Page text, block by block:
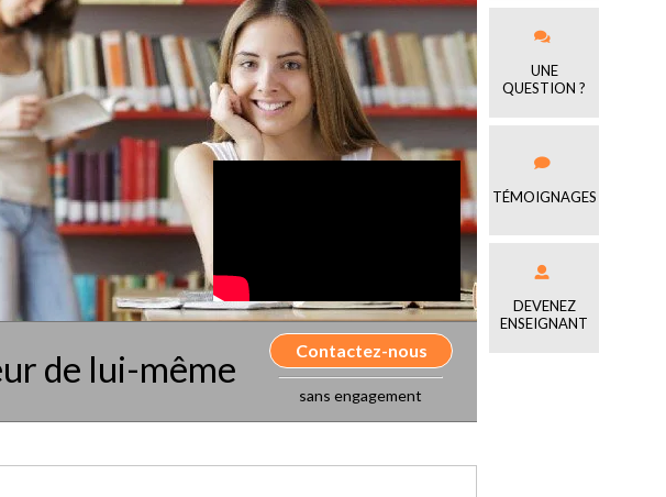
UNE
QUESTION ?
TÉMOIGNAGES
DEVENEZ
ENSEIGNANT
de lui-même Contactez-nous
sans engagement